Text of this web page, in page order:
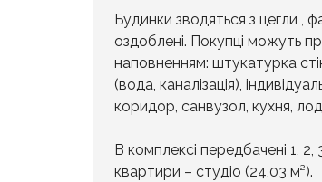
Будинки зводяться з цегли ,
оздоблені. Покупці можуть
наповненням: штукатурка
(вода, каналізація),
коридор, санвузол, кухня,
В комплексі передбачені 1, 2,
квартири – студіо (24,03 м²).